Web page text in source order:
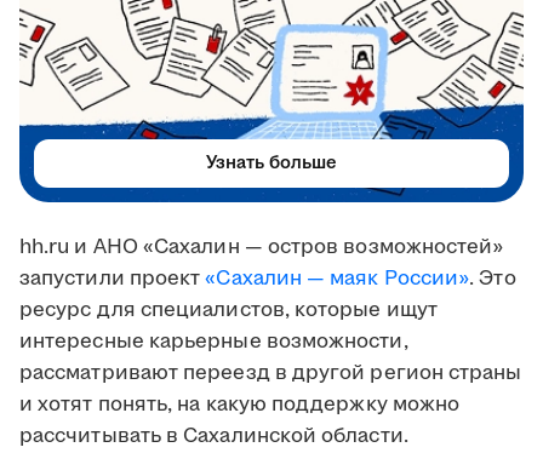
hh.ru и АНО «Сахалин — остров возможностей»
запустили проект«Сахалин — маяк России». Это
ресурс для специалистов, которые ищут
интересные карьерные возможности,
рассматривают переезд в другой регион страны
и хотят понять, на какую поддержку можно
рассчитывать в Сахалинской области.
Узнать больше